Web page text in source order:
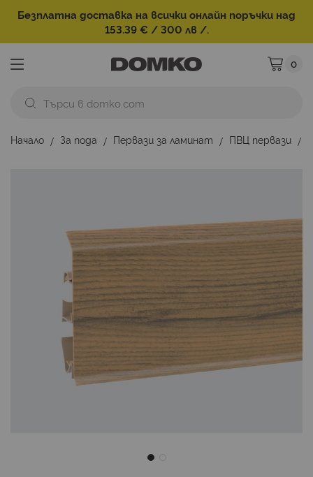
Безплатна доставка на всички онлайн поръчки над
153.39 € / 300 лв /.
Моята
0
Начало За пода Первази за ламинат ПВЦ первази
изображенията